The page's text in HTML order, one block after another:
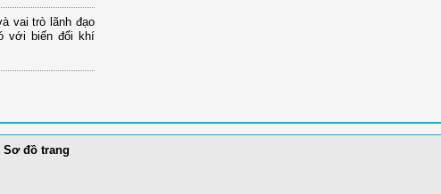
vai trò lãnh đạo
với biến đổi khí
Sơ đồ trang